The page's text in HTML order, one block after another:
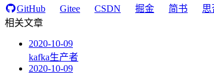
GitHub
Gitee CSDN 掘金 简书
思
相关文章
2020-10-09
kafka生产者
2020-10-09